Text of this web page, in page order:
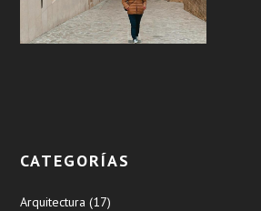
CATEGORÍAS
Arquitectura (17)